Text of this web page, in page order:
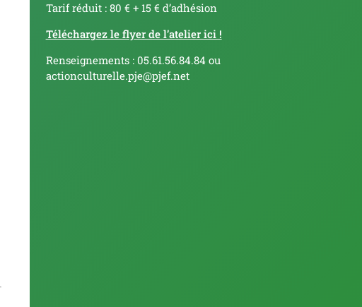
Tarif réduit : 80 € + 15 € d’adhésion
Téléchargez le flyer de l’atelier ici !
Renseignements : 05.61.56.84.84 ou
actionculturelle.pje@pjef.net